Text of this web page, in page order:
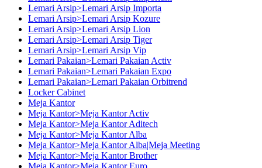
Lemari Arsip>Lemari Arsip Importa
Lemari Arsip>Lemari Arsip Kozure
Lemari Arsip>Lemari Arsip Lion
Lemari Arsip>Lemari Arsip Tiger
Lemari Arsip>Lemari Arsip Vip
Lemari Pakaian>Lemari Pakaian Activ
Lemari Pakaian>Lemari Pakaian Expo
Lemari Pakaian>Lemari Pakaian Orbitrend
Locker Cabinet
Meja Kantor
Meja Kantor>Meja Kantor Activ
Meja Kantor>Meja Kantor Aditech
Meja Kantor>Meja Kantor Alba
Meja Kantor>Meja Kantor Alba|Meja Meeting
Meja Kantor>Meja Kantor Brother
Meja Kantor>Meja Kantor Euro